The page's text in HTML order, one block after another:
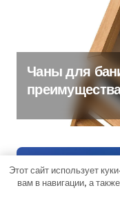
Чаны для
особенности
Бизнес советник
Этот сайт использует
вам в навигации, а